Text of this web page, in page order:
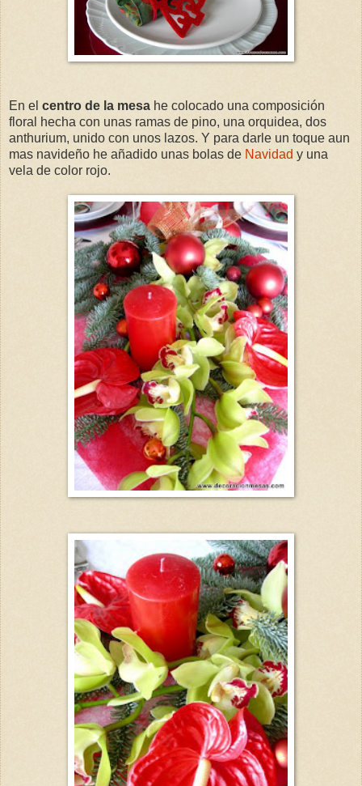
En el centro de la mesa he colocado una composición
floral hecha con unas ramas de pino, una orquidea, dos
anthurium, unido con unos lazos. Y para darle un toque aun
mas navideño he añadido unas bolas de Navidad y una
vela de color rojo.